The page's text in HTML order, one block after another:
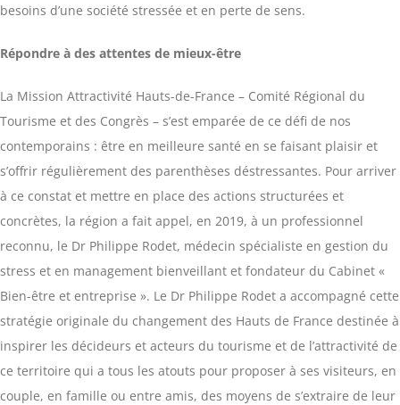
besoins d’une société stressée et en perte de sens.
Répondre à des attentes de mieux-être
La Mission Attractivité Hauts-de-France – Comité Régional du
Tourisme et des Congrès – s’est emparée de ce défi de nos
contemporains : être en meilleure santé en se faisant plaisir et
s’offrir régulièrement des parenthèses déstressantes. Pour arriver
à ce constat et mettre en place des actions structurées et
concrètes, la région a fait appel, en 2019, à un professionnel
reconnu, le Dr Philippe Rodet, médecin spécialiste en gestion du
stress et en management bienveillant et fondateur du Cabinet «
Bien-être et entreprise ». Le Dr Philippe Rodet a accompagné cette
stratégie originale du changement des Hauts de France destinée à
inspirer les décideurs et acteurs du tourisme et de l’attractivité de
ce territoire qui a tous les atouts pour proposer à ses visiteurs, en
couple, en famille ou entre amis, des moyens de s’extraire de leur